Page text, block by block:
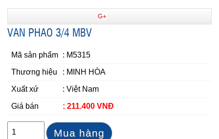
G+
VAN PHAO 3/4 MBV
Mã sản phẩm : M5315
Thương hiệu : MINH HÒA
Xuất xứ : Việt Nam
Giá bán : 211.400 VNĐ
Mua hàng